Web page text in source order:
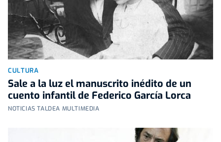
CULTURA
Sale a la luz el manuscrito inédito de un
cuento infantil de Federico García Lorca
NOTICIAS TALDEA MULTIMEDIA